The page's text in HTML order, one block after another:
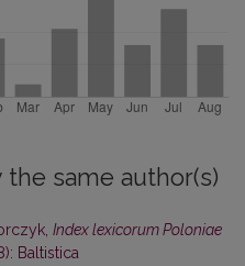
same author(s)
Index lexicorum Poloniae
Baltistica